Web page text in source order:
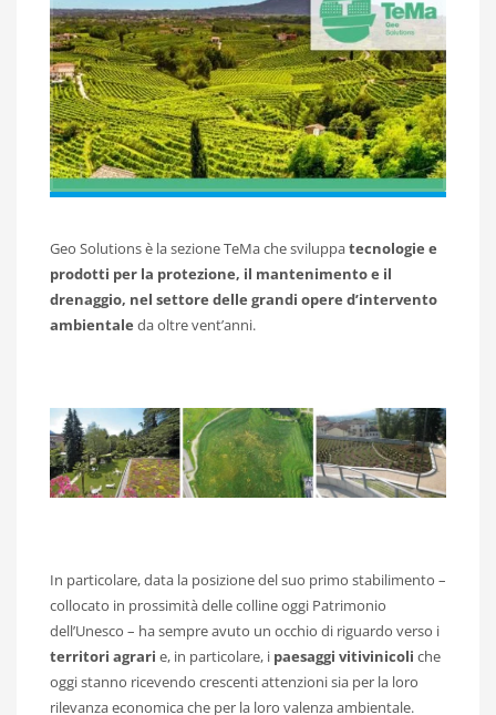
Geo Solutions è la sezione TeMa che sviluppatecnologie e
prodotti per la protezione, il mantenimento e il
drenaggio, nel settore delle grandi opere d’intervento
ambientale da oltre vent’anni.
In particolare, data la posizione del suo primo stabilimento –
collocato in prossimità delle colline oggi Patrimonio
dell’Unesco – ha sempre avuto un occhio di riguardo verso i
territori agrari e, in particolare, i paesaggi vitivinicoli che
oggi stanno ricevendo crescenti attenzioni sia per la loro
rilevanza economica che per la loro valenza ambientale.